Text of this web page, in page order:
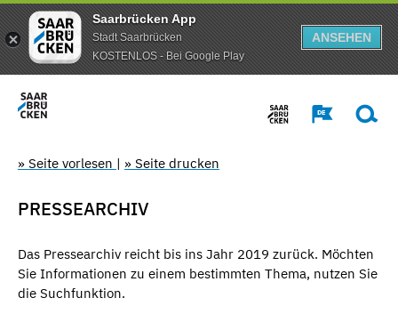
Saarbrücken App
Stadt Saarbrücken
KOSTENLOS - Bei Google Play
ANSEHEN
» Seite vorlesen | » Seite drucken
PRESSEARCHIV
Das Pressearchiv reicht bis ins Jahr 2019 zurück. Möchten
Sie Informationen zu einem bestimmten Thema, nutzen Sie
die Suchfunktion.